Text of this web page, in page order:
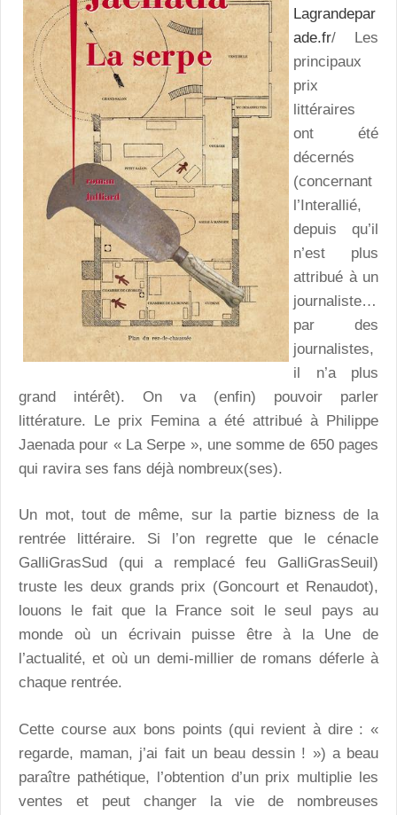
Lagrandepar
ade.fr/ Les
principaux
prix
littéraires
ont été
décernés
(concernant
l’Interallié,
depuis qu’il
n’est plus
attribué à un
journaliste…
par des
journalistes,
il n’a plus
grand intérêt). On va (enfin) pouvoir parler
littérature. Le prix Femina a été attribué à Philippe
Jaenada pour « La Serpe », une somme de 650 pages
qui ravira ses fans déjà nombreux(ses).
Un mot, tout de même, sur la partie bizness de la
rentrée littéraire. Si l’on regrette que le cénacle
GalliGrasSud (qui a remplacé feu GalliGrasSeuil)
truste les deux grands prix (Goncourt et Renaudot),
louons le fait que la France soit le seul pays au
monde où un écrivain puisse être à la Une de
l’actualité, et où un demi-millier de romans déferle à
chaque rentrée.
Cette course aux bons points (qui revient à dire : «
regarde, maman, j’ai fait un beau dessin ! ») a beau
paraître pathétique, l’obtention d’un prix multiplie les
ventes et peut changer la vie de nombreuses